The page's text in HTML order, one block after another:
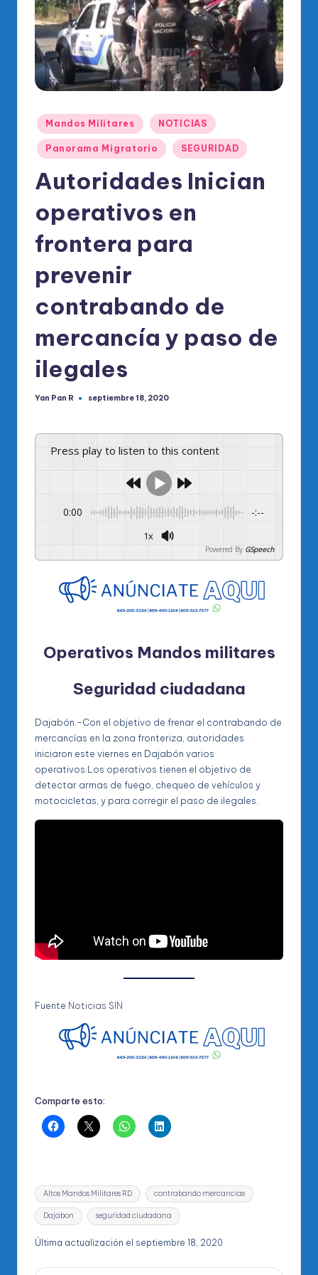
di
o
ci
el
P
M
Publicado
en
Mandos Militares NOTICIAS
Panorama Migratorio SEGURIDAD
Autoridades Inician
operativos en
frontera para
prevenir
contrabando de
mercancía y paso de
ilegales
Publicado
Yan Pan R septiembre 18, 2020
Press play to listen to this content
0:00 -:--
1x
Powered By GSpeech
Operativos Mandos militares
Seguridad ciudadana
Dajabón.-Con el objetivo de frenar el contrabando de
mercancías en la zona fronteriza, autoridades
iniciaron este viernes en Dajabón varios
operativos.Los operativos tienen el objetivo de
detectar armas de fuego, chequeo de vehículos y
motocicletas, y para corregir el paso de ilegales.
Fuente Noticias SIN
Comparte esto:
Etiquetas:
Altos Mandos Militares RD contrabando mercancias
Dajabon seguridad ciudadana
Última actualización el septiembre 18, 2020